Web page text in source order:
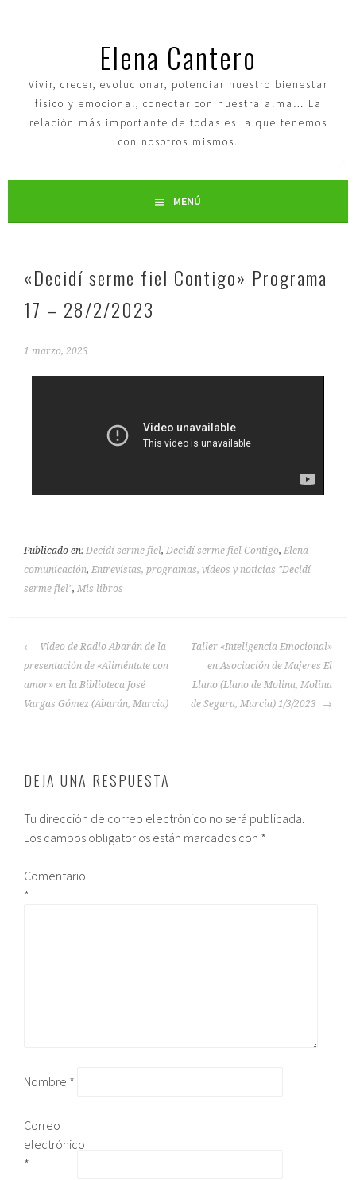
Elena Cantero
Vivir, crecer, evolucionar, potenciar nuestro bienestar
físico y emocional, conectar con nuestra alma… La
relación más importante de todas es la que tenemos
con nosotros mismos.
MENÚ
«Decidí serme fiel Contigo» Programa
17 – 28/2/2023
1 marzo, 2023
Publicado en:Decidí serme fiel,Decidí serme fiel Contigo,Elena
comunicación,Entrevistas, programas, vídeos y noticias "Decidí
serme fiel",Mis libros
Vídeo de Radio Abarán de la
presentación de «Aliméntate con
amor» en la Biblioteca José
Vargas Gómez (Abarán, Murcia)
Taller «Inteligencia Emocional»
en Asociación de Mujeres El
Llano (Llano de Molina, Molina
de Segura, Murcia) 1/3/2023
DEJA UNA RESPUESTA
Tu dirección de correo electrónico no será publicada.
Los campos obligatorios están marcados con *
Comentario
*
Nombre *
Correo
electrónico
*